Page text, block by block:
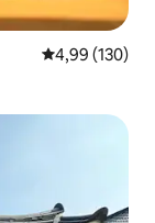
4,99 de uma
4,99 (130)